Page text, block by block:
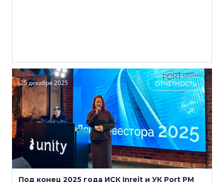
25 декабря 2025 ОТЧЕТНОСТЬ
Под конец 2025 года ИСК Inreit и УК Port PM